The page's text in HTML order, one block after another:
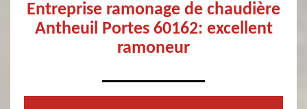
Entreprise ramonage de chaudière
Antheuil Portes 60162: excellent
ramoneur